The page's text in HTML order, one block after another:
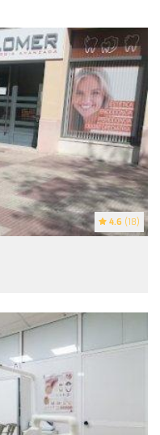
4.6 (18)